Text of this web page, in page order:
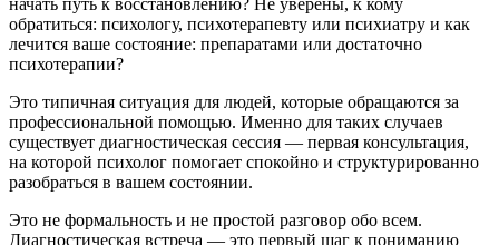
обратиться: психологу, психотерапевту или психиатру и как
лечится ваше состояние: препаратами или достаточно
психотерапии?
Это типичная ситуация для людей, которые обращаются за
профессиональной помощью. Именно для таких случаев
существует диагностическая сессия — первая консультация,
на которой психолог помогает спокойно и структурированно
разобраться в вашем состоянии.
Это не формальность и не простой разговор обо всем.
Диагностическая встреча — это первый шаг к пониманию